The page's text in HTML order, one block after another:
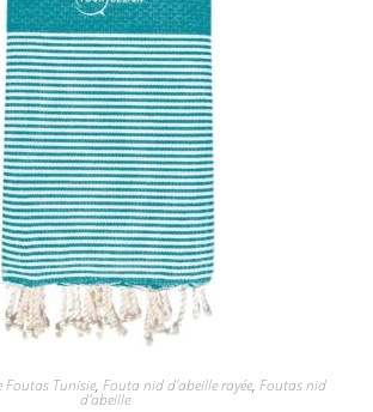
Foutas Tunisie, Fouta nid d'abeille rayée, Foutas nid
d'abeille